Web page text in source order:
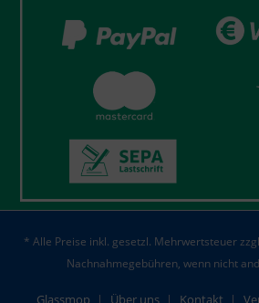
* Alle Preise inkl. gesetzl. Mehrwertsteuer
Nachnahmegebühren, wenn nicht
Glassmop Über uns Kontakt